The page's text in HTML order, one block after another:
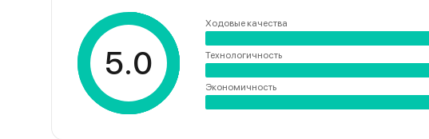
5.0
Ходовые качества
Технологичность
Экономичность